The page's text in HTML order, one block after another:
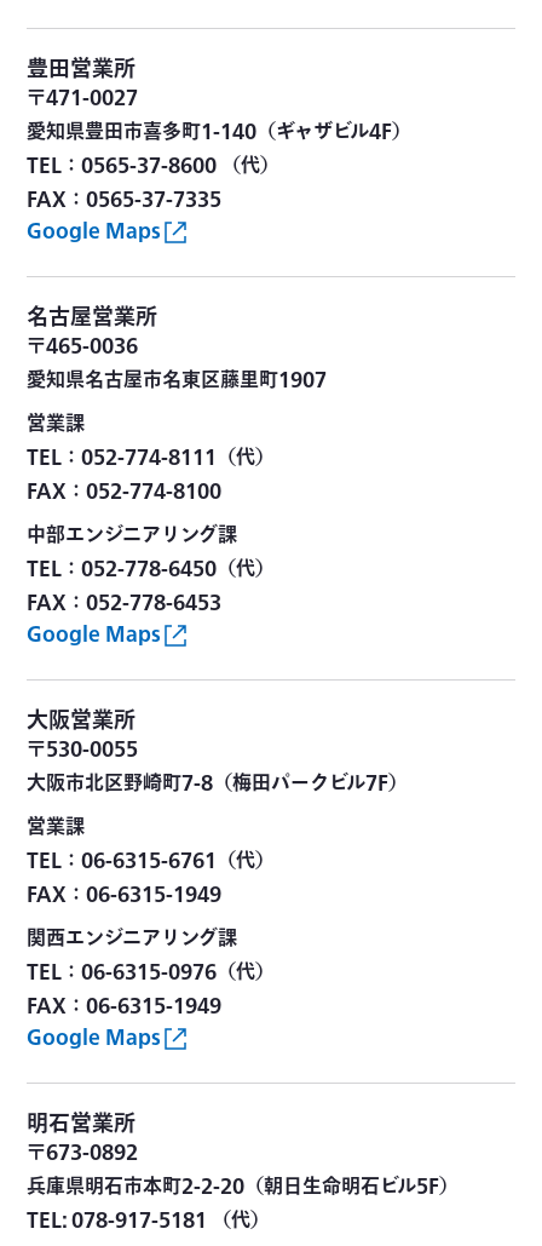
豊田営業所
〒471-0027
愛知県豊田市喜多町1-140（ギャザビル4F）
TEL：0565-37-8600 （代）
FAX：0565-37-7335
Google Maps
名古屋営業所
〒465-0036
愛知県名古屋市名東区藤里町1907
営業課
TEL：052-774-8111（代）
FAX：052-774-8100
中部エンジニアリング課
TEL：052-778-6450（代）
FAX：052-778-6453
Google Maps
大阪営業所
〒530-0055
大阪市北区野崎町7-8（梅田パークビル7F）
営業課
TEL：06-6315-6761（代）
FAX：06-6315-1949
関西エンジニアリング課
TEL：06-6315-0976（代）
FAX：06-6315-1949
Google Maps
明石営業所
〒673-0892
兵庫県明石市本町2-2-20（朝日生命明石ビル5F）
TEL: 078-917-5181 （代）